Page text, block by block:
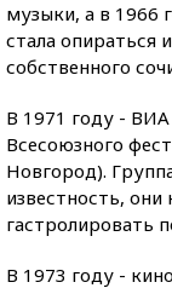
музыки, а в 1966
стала опираться
собственного
В 1971 году -
Всесоюзного
Новгород).
известность, они
гастролировать
В 1973 году -